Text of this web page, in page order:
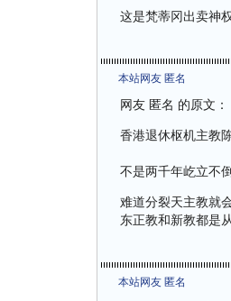
这是梵蒂冈出卖神权
本站网友 匿名
网友 匿名 的原文：
香港退休枢机主教
不是两千年屹立不
难道分裂天主教就
东正教和新教都是
本站网友 匿名